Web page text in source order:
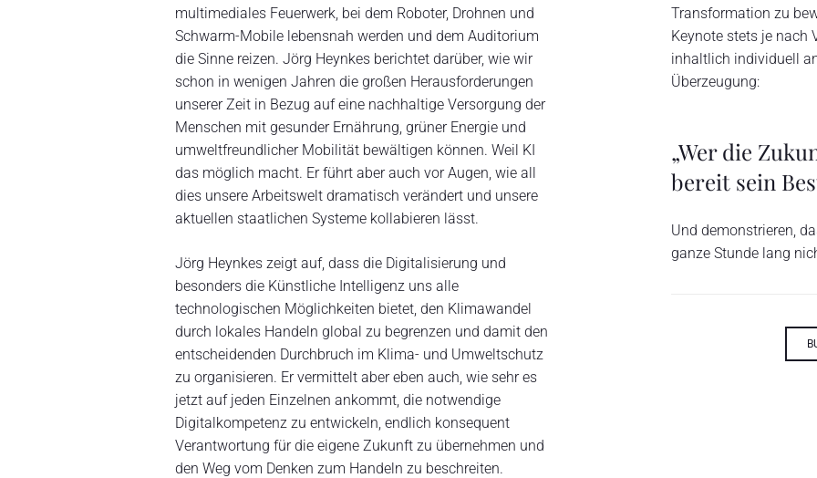
multimediales Feuerwerk, bei dem Roboter, Drohnen und
Schwarm-Mobile lebensnah werden und dem Auditorium
die Sinne reizen. Jörg Heynkes berichtet darüber, wie wir
schon in wenigen Jahren die großen Herausforderungen
unserer Zeit in Bezug auf eine nachhaltige Versorgung der
Menschen mit gesunder Ernährung, grüner Energie und
umweltfreundlicher Mobilität bewältigen können. Weil KI
das möglich macht. Er führt aber auch vor Augen, wie all
dies unsere Arbeitswelt dramatisch verändert und unsere
aktuellen staatlichen Systeme kollabieren lässt.
Jörg Heynkes zeigt auf, dass die Digitalisierung und
besonders die Künstliche Intelligenz uns alle
technologischen Möglichkeiten bietet, den Klimawandel
durch lokales Handeln global zu begrenzen und damit den
entscheidenden Durchbruch im Klima- und Umweltschutz
zu organisieren. Er vermittelt aber eben auch, wie sehr es
jetzt auf jeden Einzelnen ankommt, die notwendige
Digitalkompetenz zu entwickeln, endlich konsequent
Verantwortung für die eigene Zukunft zu übernehmen und
den Weg vom Denken zum Handeln zu beschreiten.
Transformation zu
Keynote stets je nach
inhaltlich individuell
Überzeugung:
„Wer die
bereit sein
Und demonstrieren,
ganze Stunde lang